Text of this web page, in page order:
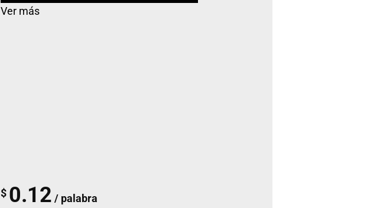
Ver más
$ 0.12 / palabra